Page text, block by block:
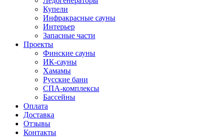
Купели
Инфракрасные сауны
Интерьер
Запасные части
Проекты
Финские сауны
ИК-сауны
Хамамы
Русские бани
СПА-комплексы
Бассейны
Оплата
Доставка
Отзывы
Контакты